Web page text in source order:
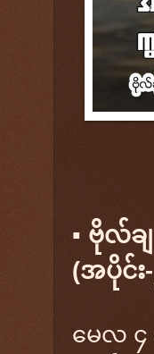
▪︎ ဗိုလ်ခ
(အပိုင်း
မေလ ၄